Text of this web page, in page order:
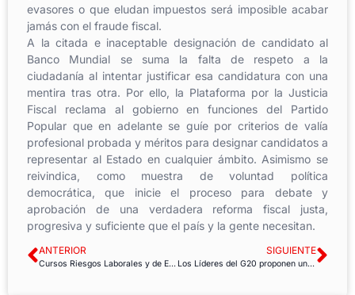
evasores o que eludan impuestos será imposible acabar
jamás con el fraude fiscal.
A la citada e inaceptable designación de candidato al
Banco Mundial se suma la falta de respeto a la
ciudadanía al intentar justificar esa candidatura con una
mentira tras otra. Por ello, la Plataforma por la Justicia
Fiscal reclama al gobierno en funciones del Partido
Popular que en adelante se guíe por criterios de valía
profesional probada y méritos para designar candidatos a
representar al Estado en cualquier ámbito. Asimismo se
reivindica, como muestra de voluntad política
democrática, que inicie el proceso para debate y
aprobación de una verdadera reforma fiscal justa,
progresiva y suficiente que el país y la gente necesitan.
ANTERIOR
Cursos Riesgos Laborales y de Emergencias en Desastres
SIGUIENTE
Los Líderes del G20 proponen una recuperación a corto plazo mediante reformas estructurales – los sindicatos piden un crecimiento inclusivo a largo plazo